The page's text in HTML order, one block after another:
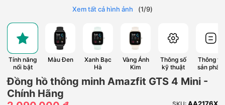
Xem tất cả hình ảnh (1/9)
Tính năng
nổi bật
Màu Đen
Xanh Bạc
Hà
Vàng Ánh
Kim
Thông số
kỹ thuật
Thông tin
sản phẩm
Đồng hồ thông minh Amazfit GTS 4 Mini -
Chính Hãng
AA2176X